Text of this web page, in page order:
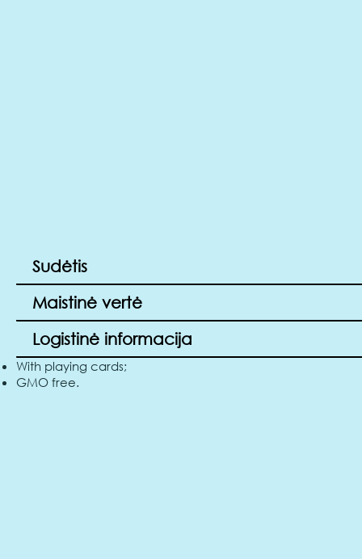
Sudėtis
Maistinė vertė
Logistinė informacija
With playing cards;
GMO free.